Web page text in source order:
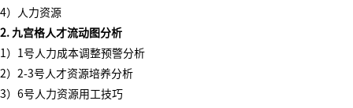
4）人力资源
2. 九宫格人才流动图分析
1）1号人力成本调整预警分析
2）2-3号人才资源培养分析
3）6号人力资源用工技巧